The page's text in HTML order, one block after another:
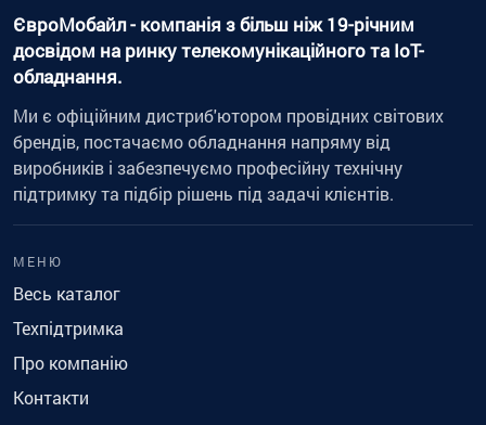
ЄвроМобайл - компанія з більш ніж 19-річним
досвідом на ринку телекомунікаційного та IoT-
обладнання.
Ми є офіційним дистриб'ютором провідних світових
брендів, постачаємо обладнання напряму від
виробників і забезпечуємо професійну технічну
підтримку та підбір рішень під задачі клієнтів.
МЕНЮ
Весь каталог
Техпідтримка
Про компанію
Контакти